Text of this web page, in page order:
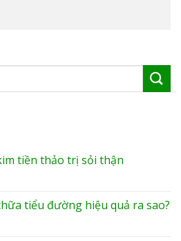
tiền thảo trị sỏi thận
tiểu đường hiệu quả ra sao?